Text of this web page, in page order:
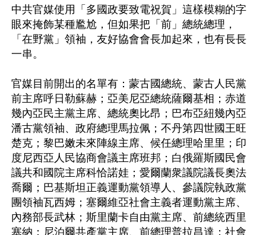
中共官媒使用「多國政要致電祝賀」這樣模糊的字
眼來掩飾某種尷尬，但如果把「前」總統總理，
「在野黨」領袖，友好協會會長加起來，也有長長
一串。
官媒目前開出的名單有：蒙古國總統、蒙古人民黨
前主席呼日勒蘇赫；亞美尼亞總統薩爾基相；赤道
幾內亞民主黨主席、總統奧比昂；巴布亞紐幾內亞
潘古黨領袖、政府總理馬拉佩；不丹第四世國王旺
楚克；黎巴嫩未來陣線主席、候任總理哈里里；印
度尼西亞人民協商會議主席班邦；白俄羅斯國民會
議共和國院主席科恰諾娃；愛爾蘭衆議院議長奧法
喬爾；巴基斯坦正義運動黨領導人、參議院執政黨
團領袖瓦西姆；塞爾維亞社會主義者運動黨主席、
內務部長武林；斯里蘭卡自由黨主席、前總統西里
塞納；尼泊爾共產黨主席、前總理普拉昌達；社會